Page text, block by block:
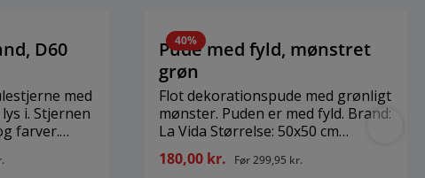
D60
med
farver.
og
40%
Pude med fyld, mønstret
grøn
Flot dekorationspude med grønligt
mønster. Puden er med fyld. Brand:
La Vida Størrelse: 50x50 cm
Materiale: Bomuld, polyester
180,00 kr. Før299,95 kr.